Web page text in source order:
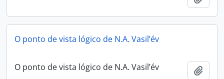
O ponto de vista lógico de N.A. Vasil’év
O ponto de vista lógico de N.A. Vasil’év